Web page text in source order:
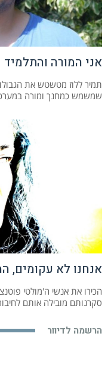
אני המורה והתלמיד
תמיר ללוז מטשטש את
שמשמש כמחנך ומורה
אנחנו לא עקומים,
הכירו את אנשי ה'מולטי
סקרנותם מובילה אותם
הרשמה לדיוור